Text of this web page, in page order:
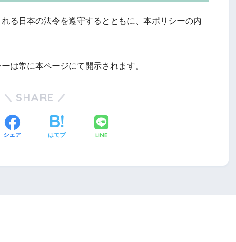
る日本の法令を遵守するとともに、本ポリシーの内
は常に本ページにて開示されます。
SHARE
シェア はてブ LINE